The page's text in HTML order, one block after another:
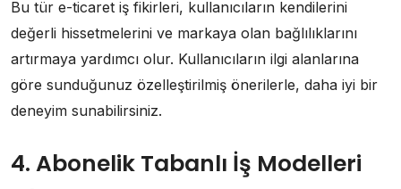
Bu tür e-ticaret iş fikirleri, kullanıcıların kendilerini
değerli hissetmelerini ve markaya olan bağlılıklarını
artırmaya yardımcı olur. Kullanıcıların ilgi alanlarına
göre sunduğunuz özelleştirilmiş önerilerle, daha iyi bir
deneyim sunabilirsiniz.
4. Abonelik Tabanlı İş Modelleri